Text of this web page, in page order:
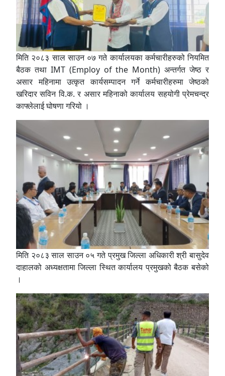
मिति २०८३ साल साउन ०७ गते कार्यालयका कर्मचारीहरुको नियमित
बैठक तथा IMT (Employ of the Month) अन्तर्गत जेष्ठ र
असार महिनामा उत्कृत कार्यसम्पादन गर्ने कर्मचारीहरुमा जेष्ठको
खरिदार सविन वि.क. र असार महिनाको कार्यालय सहयोगी प्रेमचन्द्र
काफ्लेलाई घोषणा गरियो ।
मिति २०८३ साल साउन ०५ गते प्रमुख जिल्ला अधिकारी श्री बासुदेव
दाहालको अध्यक्षतामा जिल्ला स्थित कार्यालय प्रमुखको बैठक बसेको
।